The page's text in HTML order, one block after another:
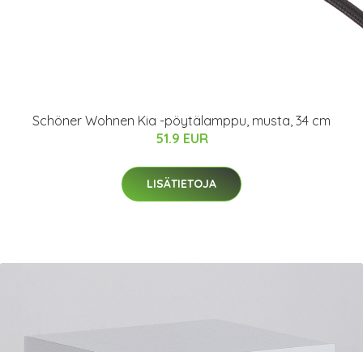
Schöner Wohnen Kia -pöytälamppu, musta, 34 cm
51.9 EUR
LISÄTIETOJA